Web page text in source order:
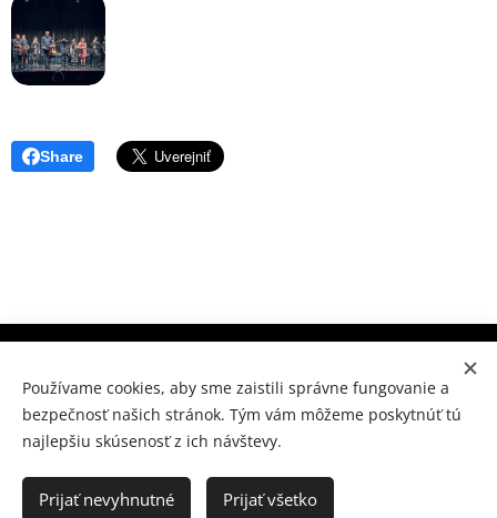
Share
01
www.skpo.sk
Cookies
Slovenčina
Українська
Používame cookies, aby sme zaistili správne fungovanie a
bezpečnosť našich stránok. Tým vám môžeme poskytnúť tú
najlepšiu skúsenosť z ich návštevy.
Prijať nevyhnutné Prijať všetko